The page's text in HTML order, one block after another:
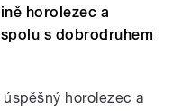
horolezec a
s dobrodruhem
úspěšný horolezec a